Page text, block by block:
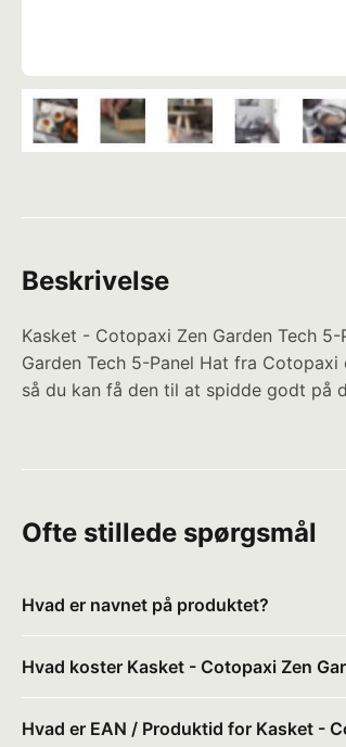
Beskrivelse
Kasket - Cotopaxi Zen Garden Tech
Garden Tech 5-Panel Hat fra
så du kan få den til at spidde godt på
Ofte stillede spørgsmål
Hvad er navnet på produktet?
Hvad koster Kasket - Cotopaxi Zen
Hvad er EAN / Produktid for Kasket -